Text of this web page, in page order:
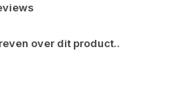
over dit product..